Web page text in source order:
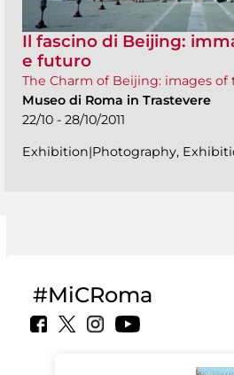
Il fascino di Beijing:
e futuro
The Charm of Beijing: images
Museo di Roma in Trastevere
22/10 - 28/10/2011
Exhibition|Photography,
#MiCRoma